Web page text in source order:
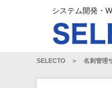
システム開発・
SELECTO 名刺管理